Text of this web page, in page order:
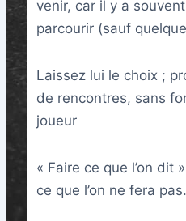
venir, car il y a
parcourir (sauf
Laissez lui le choix ;
de rencontres, sans
joueur
« Faire ce que l’on dit
ce que l’on ne fera pas.